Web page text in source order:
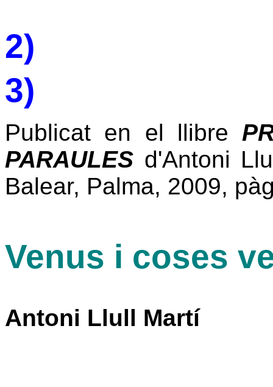
2)
3)
Publicat en el llibre
PARAULES d'Antoni
Balear, Palma, 2009,
Venus i coses
Antoni Llull Martí